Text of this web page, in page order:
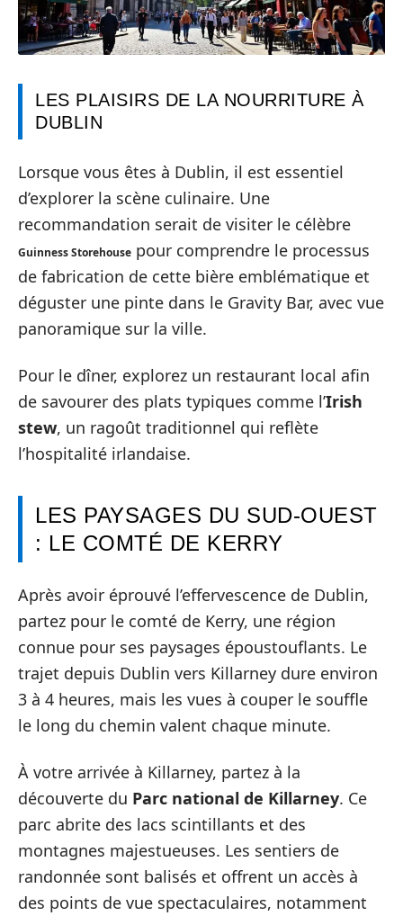
LES PLAISIRS DE LA NOURRITURE À
DUBLIN
Lorsque vous êtes à Dublin, il est essentiel
d’explorer la scène culinaire. Une
recommandation serait de visiter le célèbre
Guinness Storehouse pour comprendre le processus
de fabrication de cette bière emblématique et
déguster une pinte dans le Gravity Bar, avec vue
panoramique sur la ville.
Pour le dîner, explorez un restaurant local afin
de savourer des plats typiques comme l’Irish
stew, un ragoût traditionnel qui reflète
l’hospitalité irlandaise.
LES PAYSAGES DU SUD-OUEST
: LE COMTÉ DE KERRY
Après avoir éprouvé l’effervescence de Dublin,
partez pour le comté de Kerry, une région
connue pour ses paysages époustouflants. Le
trajet depuis Dublin vers Killarney dure environ
3 à 4 heures, mais les vues à couper le souffle
le long du chemin valent chaque minute.
À votre arrivée à Killarney, partez à la
découverte du Parc national de Killarney. Ce
parc abrite des lacs scintillants et des
montagnes majestueuses. Les sentiers de
randonnée sont balisés et offrent un accès à
des points de vue spectaculaires, notamment